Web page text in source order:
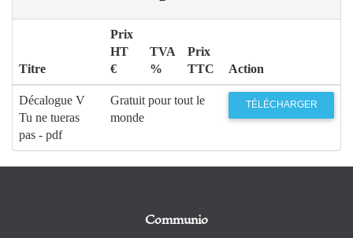
Titre
Prix
HT
€
TVA
%
Prix
TTC
Action
Décalogue V
Tu ne tueras
pas - pdf
Gratuit pour tout le
monde
TÉLÉCHARGER
Communio